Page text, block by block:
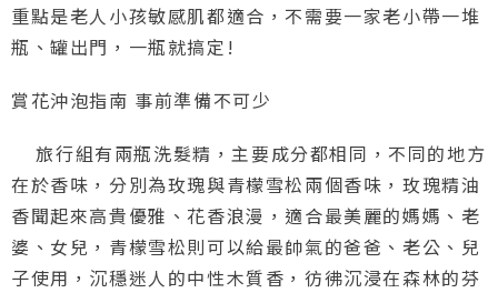
重點是老人小孩敏感肌都適合，不需要一家老小帶一堆
瓶、罐出門，一瓶就搞定!
賞花沖泡指南 事前準備不可少
旅行組有兩瓶洗髮精，主要成分都相同，不同的地方
在於香味，分別為玫瑰與青檬雪松兩個香味，玫瑰精油
香聞起來高貴優雅、花香浪漫，適合最美麗的媽媽、老
婆、女兒，青檬雪松則可以給最帥氣的爸爸、老公、兒
子使用，沉穩迷人的中性木質香，彷彿沉浸在森林的芬